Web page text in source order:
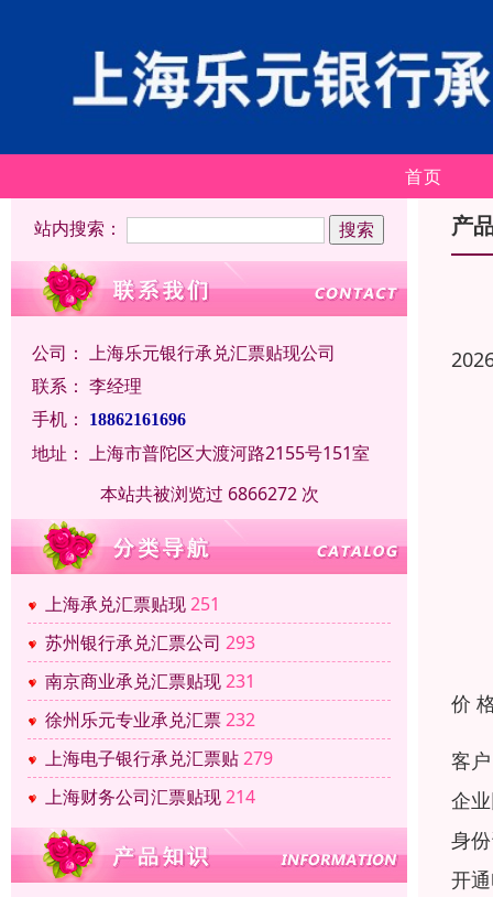
首页
站内搜索：
公司： 上海乐元银行承兑汇票贴现公司
联系： 李经理
手机：
18862161696
地址： 上海市普陀区大渡河路2155号151室
本站共被浏览过 6866272 次
上海承兑汇票贴现251
苏州银行承兑汇票公司 293
南京商业承兑汇票贴现231
徐州乐元专业承兑汇票232
上海电子银行承兑汇票贴279
上海财务公司汇票贴现214
产
价
客
企
身
开